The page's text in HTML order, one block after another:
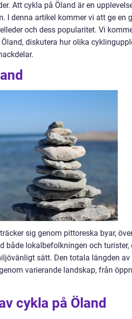
Att cykla på Öland är en
I denna artikel kommer vi att ge en
och dess popularitet. Vi
diskutera hur olika
sig genom pittoreska byar,
både lokalbefolkningen och turister,
sätt. Den totala längden av
varierande landskap, från
cykla på Öland